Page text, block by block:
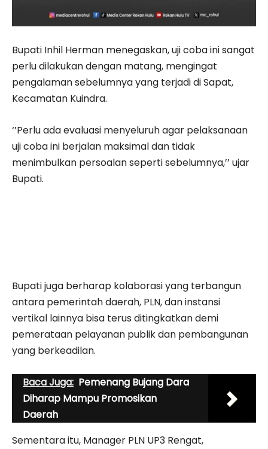
Bupati Inhil Herman menegaskan, uji coba ini sangat
perlu dilakukan dengan matang, mengingat
pengalaman sebelumnya yang terjadi di Sapat,
Kecamatan Kuindra.
‘’Perlu ada evaluasi menyeluruh agar pelaksanaan
uji coba ini berjalan maksimal dan tidak
menimbulkan persoalan seperti sebelumnya,’’ ujar
Bupati.
Bupati juga berharap kolaborasi yang terbangun
antara pemerintah daerah, PLN, dan instansi
vertikal lainnya bisa terus ditingkatkan demi
pemerataan pelayanan publik dan pembangunan
yang berkeadilan.
Baca Juga: Pemenang Bujang Dara
Diharap Mampu Promosikan
Daerah
Sementara itu, Manager PLN UP3 Rengat,